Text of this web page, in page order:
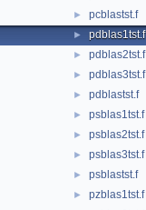
► pcblastst.f
► pdblas1tst.f
► pdblas2tst.f
► pdblas3tst.f
► pdblastst.f
► psblas1tst.f
► psblas2tst.f
► psblas3tst.f
► psblastst.f
► pzblas1tst.f